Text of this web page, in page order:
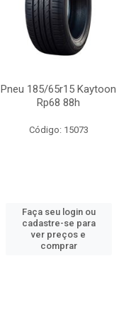
Pneu 185/65r15 Kaytoon
Rp68 88h
Código: 15073
Faça seu login ou
cadastre-se para
ver preços e
comprar